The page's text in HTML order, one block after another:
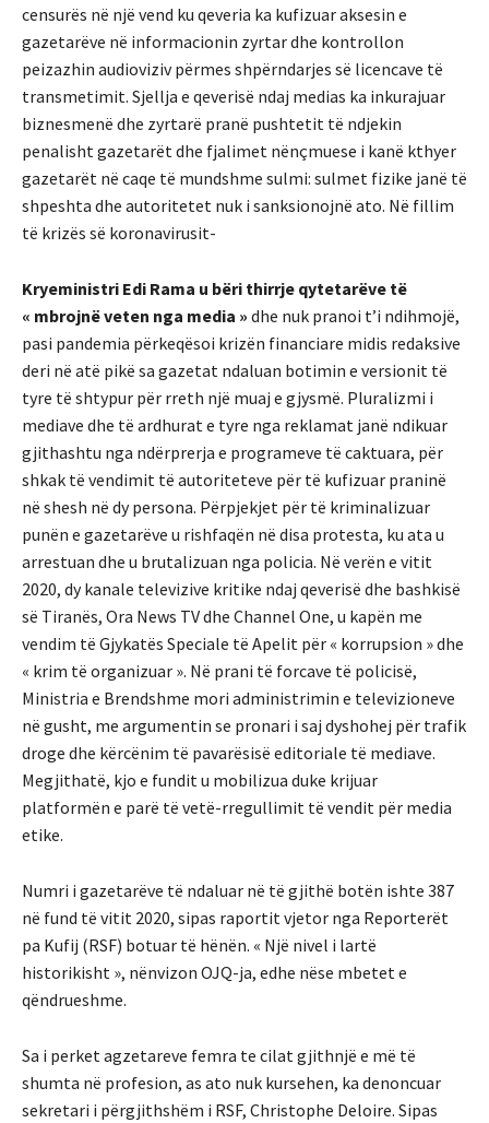
censurës në një vend ku qeveria ka kufizuar aksesin e
gazetarëve në informacionin zyrtar dhe kontrollon
peizazhin audioviziv përmes shpërndarjes së licencave të
transmetimit. Sjellja e qeverisë ndaj medias ka inkurajuar
biznesmenë dhe zyrtarë pranë pushtetit të ndjekin
penalisht gazetarët dhe fjalimet nënçmuese i kanë kthyer
gazetarët në caqe të mundshme sulmi: sulmet fizike janë të
shpeshta dhe autoritetet nuk i sanksionojnë ato. Në fillim
të krizës së koronavirusit-
Kryeministri Edi Rama u bëri thirrje qytetarëve të
« mbrojnë veten nga media » dhe nuk pranoi t’i ndihmojë,
pasi pandemia përkeqësoi krizën financiare midis redaksive
deri në atë pikë sa gazetat ndaluan botimin e versionit të
tyre të shtypur për rreth një muaj e gjysmë. Pluralizmi i
mediave dhe të ardhurat e tyre nga reklamat janë ndikuar
gjithashtu nga ndërprerja e programeve të caktuara, për
shkak të vendimit të autoriteteve për të kufizuar praninë
në shesh në dy persona. Përpjekjet për të kriminalizuar
punën e gazetarëve u rishfaqën në disa protesta, ku ata u
arrestuan dhe u brutalizuan nga policia. Në verën e vitit
2020, dy kanale televizive kritike ndaj qeverisë dhe bashkisë
së Tiranës, Ora News TV dhe Channel One, u kapën me
vendim të Gjykatës Speciale të Apelit për « korrupsion » dhe
« krim të organizuar ». Në prani të forcave të policisë,
Ministria e Brendshme mori administrimin e televizioneve
në gusht, me argumentin se pronari i saj dyshohej për trafik
droge dhe kërcënim të pavarësisë editoriale të mediave.
Megjithatë, kjo e fundit u mobilizua duke krijuar
platformën e parë të vetë-rregullimit të vendit për media
etike.
Numri i gazetarëve të ndaluar në të gjithë botën ishte 387
në fund të vitit 2020, sipas raportit vjetor nga Reporterët
pa Kufij (RSF) botuar të hënën. « Një nivel i lartë
historikisht », nënvizon OJQ-ja, edhe nëse mbetet e
qëndrueshme.
Sa i perket agzetareve femra te cilat gjithnjë e më të
shumta në profesion, as ato nuk kursehen, ka denoncuar
sekretari i përgjithshëm i RSF, Christophe Deloire. Sipas